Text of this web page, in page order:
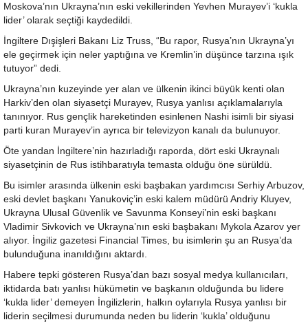
Moskova’nın Ukrayna’nın eski vekillerinden Yevhen Murayev’i ‘kukla
lider’ olarak seçtiği kaydedildi.
İngiltere Dışişleri Bakanı Liz Truss, “Bu rapor, Rusya’nın Ukrayna’yı
ele geçirmek için neler yaptığına ve Kremlin’in düşünce tarzına ışık
tutuyor” dedi.
Ukrayna’nın kuzeyinde yer alan ve ülkenin ikinci büyük kenti olan
Harkiv’den olan siyasetçi Murayev, Rusya yanlısı açıklamalarıyla
tanınıyor. Rus gençlik hareketinden esinlenen Nashi isimli bir siyasi
parti kuran Murayev’in ayrıca bir televizyon kanalı da bulunuyor.
Öte yandan İngiltere’nin hazırladığı raporda, dört eski Ukraynalı
siyasetçinin de Rus istihbaratıyla temasta olduğu öne sürüldü.
Bu isimler arasında ülkenin eski başbakan yardımcısı Serhiy Arbuzov,
eski devlet başkanı Yanukoviç’in eski kalem müdürü Andriy Kluyev,
Ukrayna Ulusal Güvenlik ve Savunma Konseyi’nin eski başkanı
Vladimir Sivkovich ve Ukrayna’nın eski başbakanı Mykola Azarov yer
alıyor. İngiliz gazetesi Financial Times, bu isimlerin şu an Rusya’da
bulunduğuna inanıldığını aktardı.
Habere tepki gösteren Rusya’dan bazı sosyal medya kullanıcıları,
iktidarda batı yanlısı hükümetin ve başkanın olduğunda bu lidere
‘kukla lider’ demeyen İngilizlerin, halkın oylarıyla Rusya yanlısı bir
liderin seçilmesi durumunda neden bu liderin ‘kukla’ olduğunu